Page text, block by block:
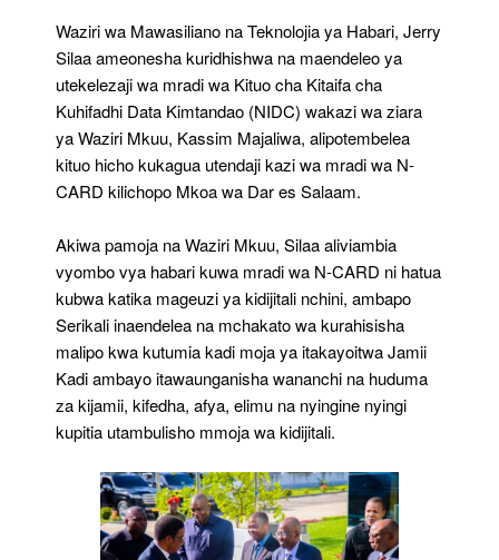
Cha
Kuhifadhi
Kimtandao
Waziri wa Mawasiliano na Teknolojia ya Habari, Jerry
Silaa ameonesha kuridhishwa na maendeleo ya
utekelezaji wa mradi wa Kituo cha Kitaifa cha
Kuhifadhi Data Kimtandao (NIDC) wakazi wa ziara
ya Waziri Mkuu, Kassim Majaliwa, alipotembelea
kituo hicho kukagua utendaji kazi wa mradi wa N-
CARD kilichopo Mkoa wa Dar es Salaam.
Akiwa pamoja na Waziri Mkuu, Silaa aliviambia
vyombo vya habari kuwa mradi wa N-CARD ni hatua
kubwa katika mageuzi ya kidijitali nchini, ambapo
Serikali inaendelea na mchakato wa kurahisisha
malipo kwa kutumia kadi moja ya itakayoitwa Jamii
Kadi ambayo itawaunganisha wananchi na huduma
za kijamii, kifedha, afya, elimu na nyingine nyingi
kupitia utambulisho mmoja wa kidijitali.